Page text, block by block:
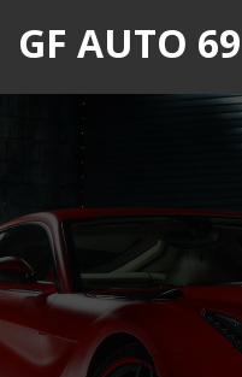
GF AUTO 69